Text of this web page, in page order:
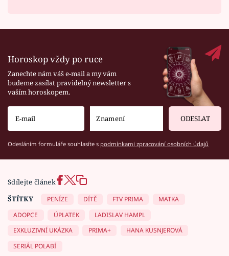
Horoskop vždy po ruce
Zanechte nám váš e-mail a my vám
budeme zasílat pravidelný newsletter s
vaším horoskopem.
ODESLAT
Odesláním formuláře souhlasíte s podmínkami zpracování osobních údajů
Sdílejte článek
ŠTÍTKY
PENÍZE DÍTĚ FTV PRIMA
MATKA
ADOPCE
ÚPLATEK
LADISLAV HAMPL
EXKLUZIVNÍ UKÁZKA
PRIMA+
HANA KUSNJEROVÁ
SERIÁL POLABÍ